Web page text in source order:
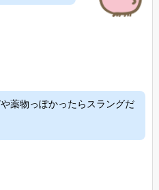
薬物っぽかったらスラングだ